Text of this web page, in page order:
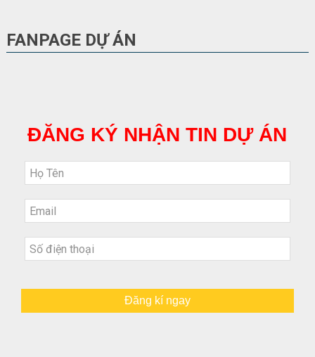
FANPAGE DỰ ÁN
ĐĂNG KÝ NHẬN TIN DỰ ÁN
Đăng kí ngay